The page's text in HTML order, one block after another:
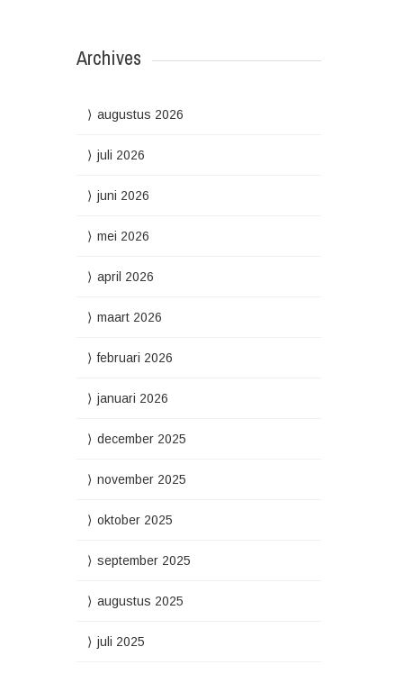
Archives
augustus 2026
juli 2026
juni 2026
mei 2026
april 2026
maart 2026
februari 2026
januari 2026
december 2025
november 2025
oktober 2025
september 2025
augustus 2025
juli 2025